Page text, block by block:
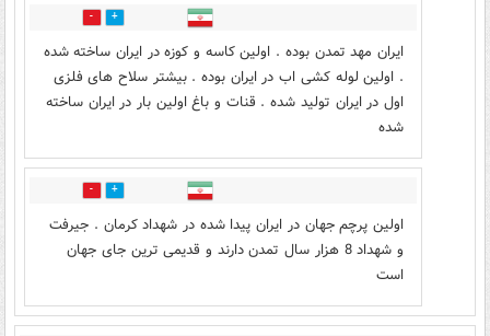
12
ایران مهد تمدن بوده . اولین کاسه و کوزه در ایران ساخته شده
. اولین لوله کشی اب در ایران بوده . بیشتر سلاح های فلزی
اول در ایران تولید شده . قنات و باغ اولین بار در ایران ساخته
شده
9
اولین پرچم جهان در ایران پیدا شده در شهداد کرمان . جیرفت
و شهداد 8 هزار سال تمدن دارند و قدیمی ترین جای جهان
است